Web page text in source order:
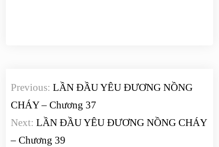
hướng
bài
viết
Previous: LẦN ĐẦU YÊU ĐƯƠNG NỒNG
CHÁY – Chương 37
Next: LẦN ĐẦU YÊU ĐƯƠNG NỒNG CHÁY
– Chương 39